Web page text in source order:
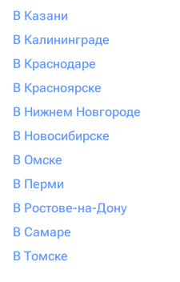
В Казани
В Калининграде
В Краснодаре
В Красноярске
В Нижнем Новгороде
В Новосибирске
В Омске
В Перми
В Ростове-на-Дону
В Самаре
В Томске